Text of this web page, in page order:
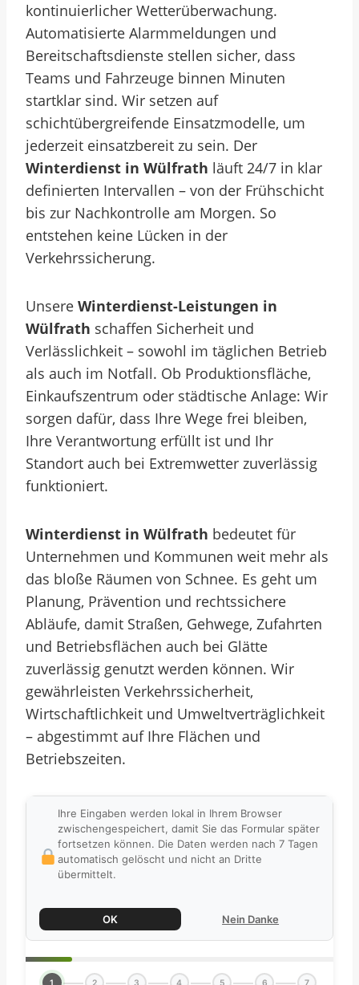
kontinuierlicher Wetterüberwachung.
Automatisierte Alarmmeldungen und
Bereitschaftsdienste stellen sicher, dass
Teams und Fahrzeuge binnen Minuten
startklar sind. Wir setzen auf
schichtübergreifende Einsatzmodelle, um
jederzeit einsatzbereit zu sein. Der
Winterdienst in Wülfrath läuft 24/7 in klar
definierten Intervallen – von der Frühschicht
bis zur Nachkontrolle am Morgen. So
entstehen keine Lücken in der
Verkehrssicherung.
Unsere Winterdienst-Leistungen in
Wülfrath schaffen Sicherheit und
Verlässlichkeit – sowohl im täglichen Betrieb
als auch im Notfall. Ob Produktionsfläche,
Einkaufszentrum oder städtische Anlage: Wir
sorgen dafür, dass Ihre Wege frei bleiben,
Ihre Verantwortung erfüllt ist und Ihr
Standort auch bei Extremwetter zuverlässig
funktioniert.
Winterdienst in Wülfrath bedeutet für
Unternehmen und Kommunen weit mehr als
das bloße Räumen von Schnee. Es geht um
Planung, Prävention und rechtssichere
Abläufe, damit Straßen, Gehwege, Zufahrten
und Betriebsflächen auch bei Glätte
zuverlässig genutzt werden können. Wir
gewährleisten Verkehrssicherheit,
Wirtschaftlichkeit und Umweltverträglichkeit
– abgestimmt auf Ihre Flächen und
Betriebszeiten.
Ihre Eingaben werden lokal in Ihrem Browser
zwischengespeichert, damit Sie das Formular später
fortsetzen können. Die Daten werden nach 7 Tagen
automatisch gelöscht und nicht an Dritte
übermittelt.
OK Nein Danke
1 2 3 4 5 6 7